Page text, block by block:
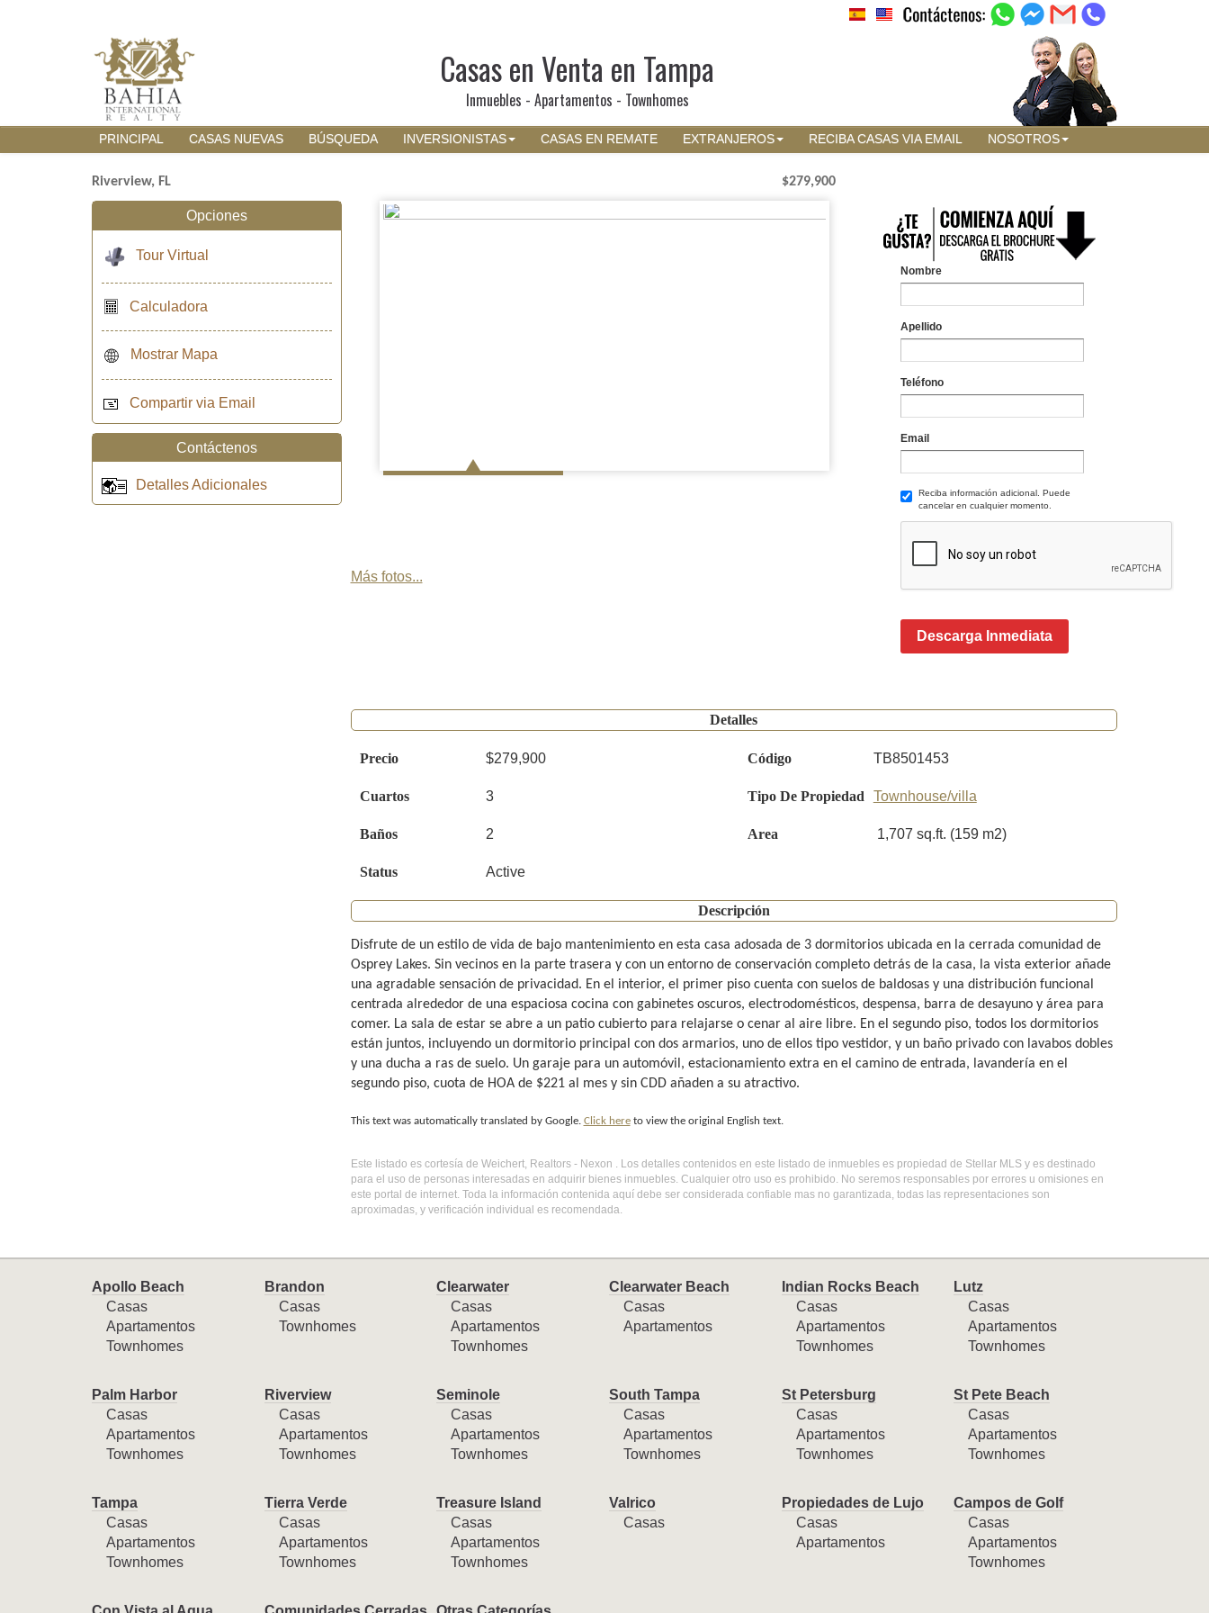
Casas en Venta en Tampa
Inmuebles - Apartamentos - Townhomes
PRINCIPAL CASAS NUEVAS BÚSQUEDA INVERSIONISTAS CASAS EN REMATE EXTRANJEROS RECIBA CASAS VIA EMAIL NOSOTROS
Riverview, FL $279,900
Más fotos...
Nombre
Apellido
Teléfono
Email
Reciba información adicional. Puede
cancelar en cualquier momento.
Descarga Inmediata
Detalles
Precio $279,900 Código TB8501453
Cuartos 3 Tipo De Propiedad Townhouse/villa
Baños 2 Area 1,707 sq.ft. (159 m2)
Status Active
Descripción
Disfrute de un estilo de vida de bajo mantenimiento en esta casa adosada de 3 dormitorios ubicada en la cerrada comunidad de
Osprey Lakes. Sin vecinos en la parte trasera y con un entorno de conservación completo detrás de la casa, la vista exterior añade
una agradable sensación de privacidad. En el interior, el primer piso cuenta con suelos de baldosas y una distribución funcional
centrada alrededor de una espaciosa cocina con gabinetes oscuros, electrodomésticos, despensa, barra de desayuno y área para
comer. La sala de estar se abre a un patio cubierto para relajarse o cenar al aire libre. En el segundo piso, todos los dormitorios
están juntos, incluyendo un dormitorio principal con dos armarios, uno de ellos tipo vestidor, y un baño privado con lavabos dobles
y una ducha a ras de suelo. Un garaje para un automóvil, estacionamiento extra en el camino de entrada, lavandería en el
segundo piso, cuota de HOA de $221 al mes y sin CDD añaden a su atractivo.
This text was automatically translated by Google. Click hereto view the original English text.
Este listado es cortesía de Weichert, Realtors - Nexon . Los detalles contenidos en este listado de inmuebles es propiedad de Stellar MLS y es destinado
para el uso de personas interesadas en adquirir bienes inmuebles. Cualquier otro uso es prohibido. No seremos responsables por errores u omisiones en
este portal de internet. Toda la información contenida aquí debe ser considerada confiable mas no garantizada, todas las representaciones son
aproximadas, y verificación individual es recomendada.
Opciones
Tour Virtual
Calculadora
Mostrar Mapa
Compartir via Email
Contáctenos
Detalles Adicionales
Apollo Beach
Casas
Apartamentos
Townhomes
Brandon
Casas
Townhomes
Clearwater
Casas
Apartamentos
Townhomes
Clearwater Beach
Casas
Apartamentos
Indian Rocks Beach
Casas
Apartamentos
Townhomes
Lutz
Casas
Apartamentos
Townhomes
Palm Harbor
Casas
Apartamentos
Townhomes
Riverview
Casas
Apartamentos
Townhomes
Seminole
Casas
Apartamentos
Townhomes
South Tampa
Casas
Apartamentos
Townhomes
St Petersburg
Casas
Apartamentos
Townhomes
St Pete Beach
Casas
Apartamentos
Townhomes
Tampa
Casas
Apartamentos
Townhomes
Tierra Verde
Casas
Apartamentos
Townhomes
Treasure Island
Casas
Apartamentos
Townhomes
Valrico
Casas
Propiedades de Lujo
Casas
Apartamentos
Campos de Golf
Casas
Apartamentos
Townhomes